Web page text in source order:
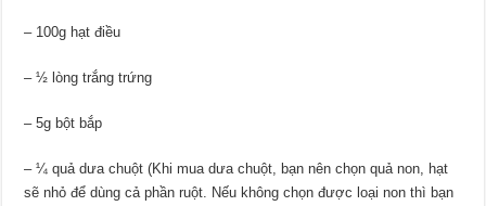
– 100g hạt điều
– ½ lòng trắng trứng
– 5g bột bắp
– ¼ quả dưa chuột (Khi mua dưa chuột, bạn nên chọn quả non, hạt
sẽ nhỏ để dùng cả phần ruột. Nếu không chọn được loại non thì bạn